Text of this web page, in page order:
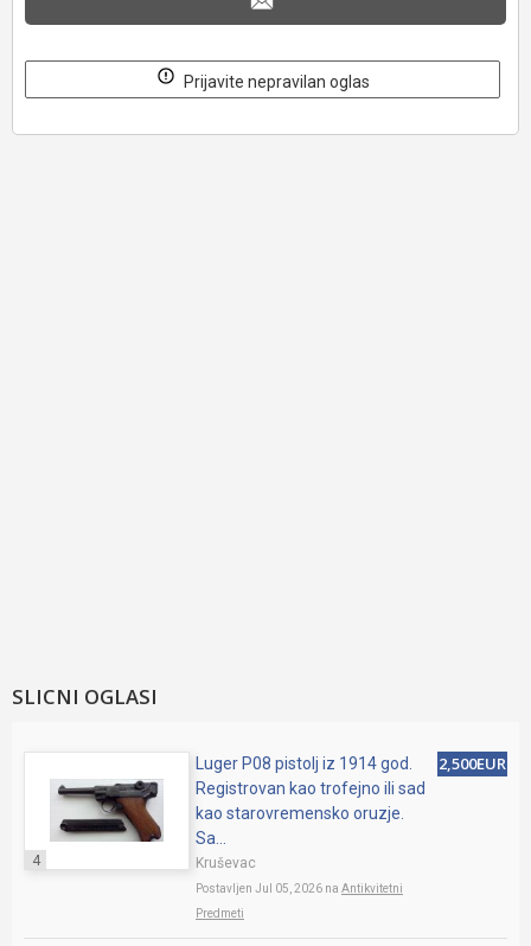
Prijavite nepravilan oglas
SLICNI OGLASI
4
Luger P08 pistolj iz 1914 god.
Registrovan kao trofejno ili sad
kao starovremensko oruzje.
Sa...
Kruševac
Postavljen Jul 05, 2026 na Antikvitetni
Predmeti
2,500EUR